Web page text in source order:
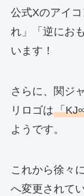
公式Xのアイ
れ」「逆にお
います！
さらに、関ジ
リロゴは「
ようです。
これから徐々
へ変更されて